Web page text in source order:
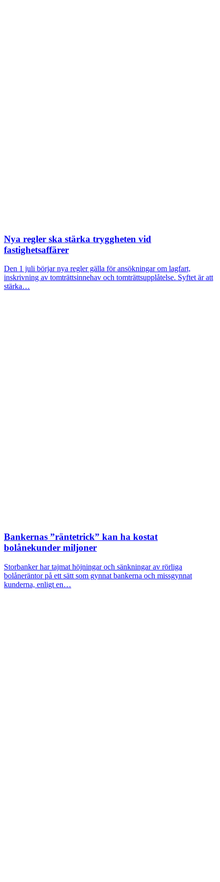
Nya regler ska stärka tryggheten vid
fastighetsaffärer
Den 1 juli börjar nya regler gälla för ansökningar om lagfart,
inskrivning av tomträttsinnehav och tomträttsupplåtelse. Syftet är att
stärka…
Bankernas ”räntetrick” kan ha kostat
bolånekunder miljoner
Storbanker har tajmat höjningar och sänkningar av rörliga
bolåneräntor på ett sätt som gynnat bankerna och missgynnat
kunderna, enligt en…